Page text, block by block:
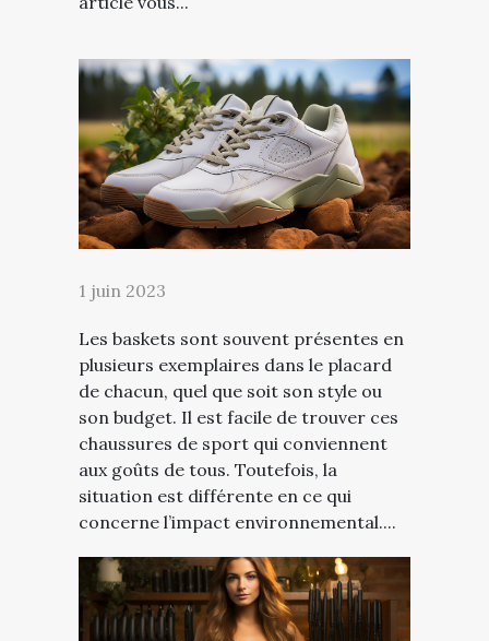
1 juin 2023
Les baskets sont souvent présentes en
plusieurs exemplaires dans le placard
de chacun, quel que soit son style ou
son budget. Il est facile de trouver ces
chaussures de sport qui conviennent
aux goûts de tous. Toutefois, la
situation est différente en ce qui
concerne l’impact environnemental....